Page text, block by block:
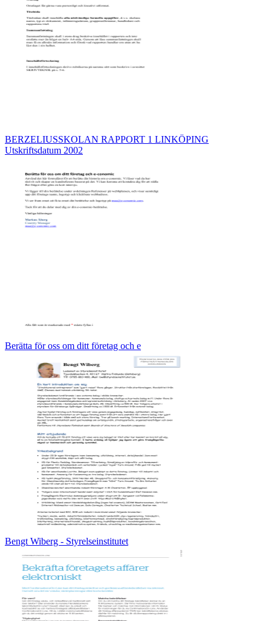
BERZELIUSSKOLAN RAPPORT 1 LINKÖPING
Utskriftsdatum 2002
Berätta för oss om ditt företag och e
Bengt Wiberg - Styrelseinstitutet